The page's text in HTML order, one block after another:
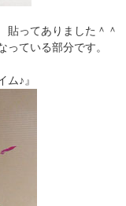
ってありました＾＾
ている部分です。
ム♪』